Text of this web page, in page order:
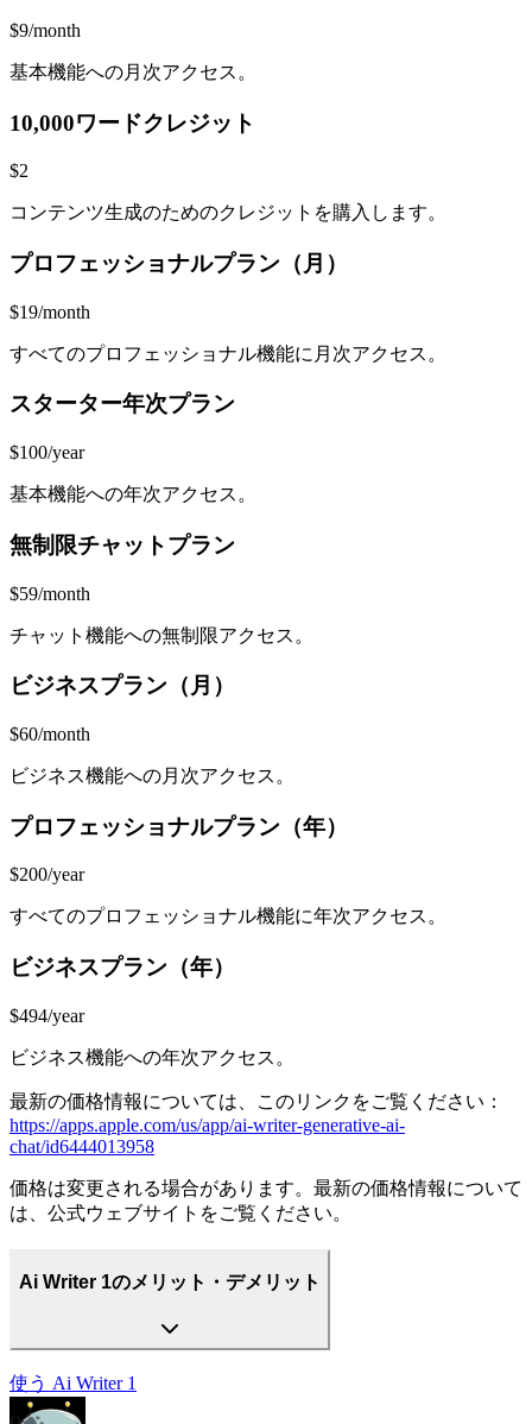
$9/month
基本機能への月次アクセス。
10,000ワードクレジット
$2
コンテンツ生成のためのクレジットを購入します。
プロフェッショナルプラン（月）
$19/month
すべてのプロフェッショナル機能に月次アクセス。
スターター年次プラン
$100/year
基本機能への年次アクセス。
無制限チャットプラン
$59/month
チャット機能への無制限アクセス。
ビジネスプラン（月）
$60/month
ビジネス機能への月次アクセス。
プロフェッショナルプラン（年）
$200/year
すべてのプロフェッショナル機能に年次アクセス。
ビジネスプラン（年）
$494/year
ビジネス機能への年次アクセス。
最新の価格情報については、このリンクをご覧ください：
https://apps.apple.com/us/app/ai-writer-generative-ai-
chat/id6444013958
価格は変更される場合があります。最新の価格情報について
は、公式ウェブサイトをご覧ください。
Ai Writer 1のメリット・デメリット
使う Ai Writer 1